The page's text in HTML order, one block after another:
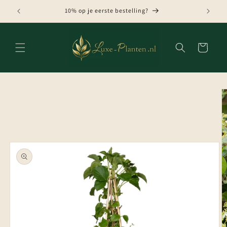
naar de
content
10% op je eerste bestelling?
Winkelwagen